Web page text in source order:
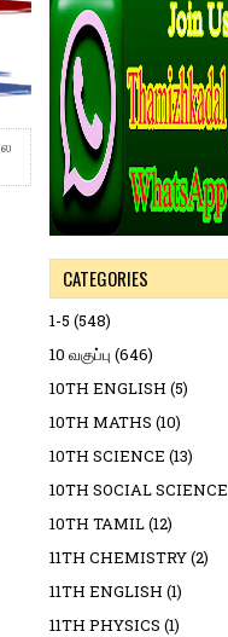
CATEGORIES
1-5 (548)
10 வகுப்பு (646)
10TH ENGLISH (5)
10TH MATHS (10)
10TH SCIENCE (13)
10TH SOCIAL SCIENCE
10TH TAMIL(12)
11TH CHEMISTRY(2)
11TH ENGLISH (1)
11TH PHYSICS (1)